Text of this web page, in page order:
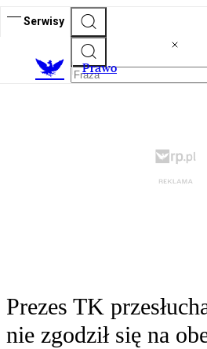
Serwisy
Prawo
Prezes TK
nie zgodził się na